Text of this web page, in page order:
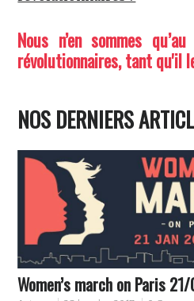
Nous n’en sommes
révolutionnaires, tant qu'il
NOS DERNIERS
Women’s march on Paris